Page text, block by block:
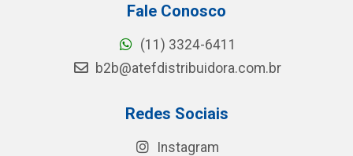
Fale Conosco
(11) 3324-6411
b2b@atefdistribuidora.com.br
Redes Sociais
Instagram